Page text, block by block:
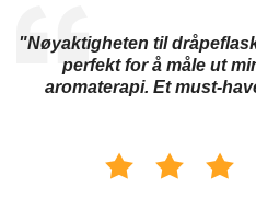
"Nøyaktigheten til
perfekt for å måle ut
aromaterapi. Et must-